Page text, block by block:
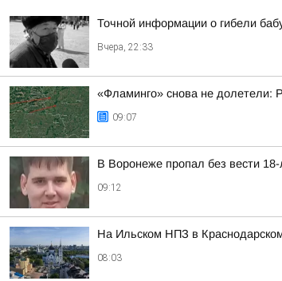
Точной информации о гибели
Вчера, 22:33
«Фламинго» снова не долетели:
09:07
В Воронеже пропал без вести
09:12
На Ильском НПЗ в
08:03